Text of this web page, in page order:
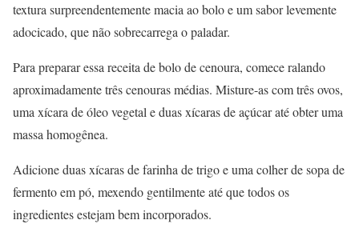
textura surpreendentemente macia ao bolo e um sabor levemente
adocicado, que não sobrecarrega o paladar.
Para preparar essa receita de bolo de cenoura, comece ralando
aproximadamente três cenouras médias. Misture-as com três ovos,
uma xícara de óleo vegetal e duas xícaras de açúcar até obter uma
massa homogênea.
Adicione duas xícaras de farinha de trigo e uma colher de sopa de
fermento em pó, mexendo gentilmente até que todos os
ingredientes estejam bem incorporados.